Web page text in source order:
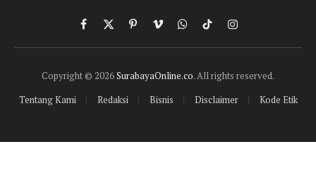
Facebook
X
(Twitter)
PinterestVimeoWhatsApp
TikTokInstagram
Copyright © 2026SurabayaOnline.co. All rights reserved.
Tentang Kami
Redaksi Bisnis Disclaimer Kode Etik